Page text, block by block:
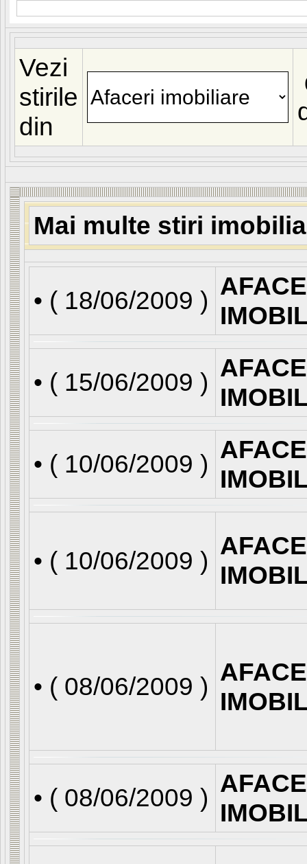
Vezi
stirile
din
Mai multe stiri
• ( 18/06/2009 )
• ( 15/06/2009 )
• ( 10/06/2009 )
• ( 10/06/2009 )
• ( 08/06/2009 )
• ( 08/06/2009 )